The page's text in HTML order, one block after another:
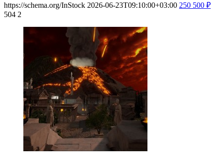
https://schema.org/InStock 2026-06-23T09:10:00+03:00 250 500 ₽
504 2